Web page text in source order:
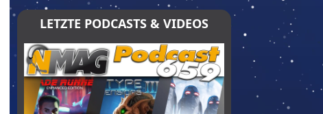
LETZTE PODCASTS & VIDEOS